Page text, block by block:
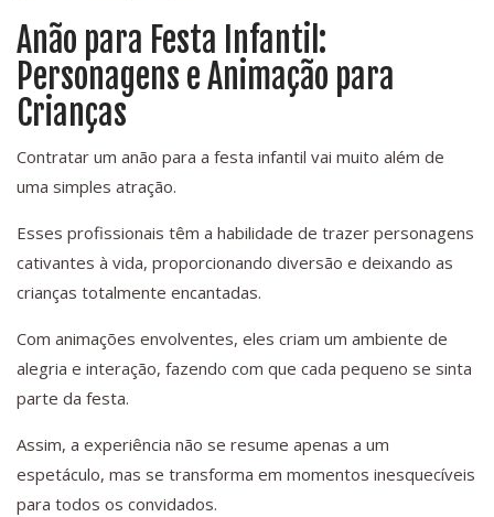
Anão para Festa Infantil:
Personagens e Animação para
Crianças
Contratar um anão para a festa infantil vai muito além de
uma simples atração.
Esses profissionais têm a habilidade de trazer personagens
cativantes à vida, proporcionando diversão e deixando as
crianças totalmente encantadas.
Com animações envolventes, eles criam um ambiente de
alegria e interação, fazendo com que cada pequeno se sinta
parte da festa.
Assim, a experiência não se resume apenas a um
espetáculo, mas se transforma em momentos inesquecíveis
para todos os convidados.